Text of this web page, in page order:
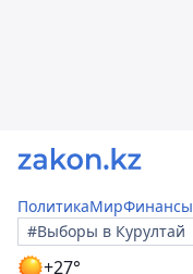
ПолитикаМирФинансы
#Выборы в Курултай
+27°